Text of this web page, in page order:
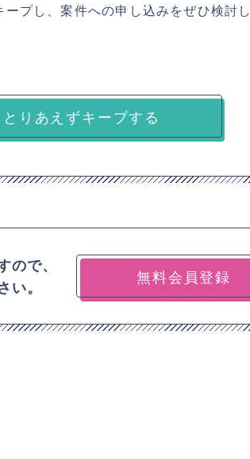
プし、案件への申し込みをぜひ検討し
とりあえずキープする
で、
。
無料会員登録